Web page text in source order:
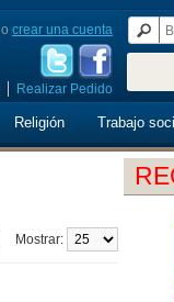
o crear una cuenta
Realizar Pedido
Religión Trabajo
Mostrar: